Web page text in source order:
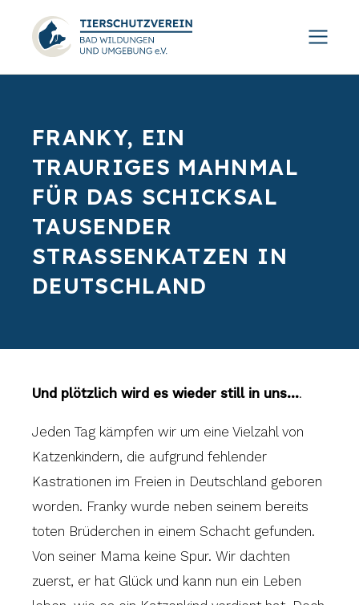
FRANKY, EIN
TRAURIGES MAHNMAL
FÜR DAS SCHICKSAL
TAUSENDER
STRASSENKATZEN IN D
EUTSCHLAND
Und plötzlich wird es wieder still in uns....
Jeden Tag kämpfen wir um eine Vielzahl von
Katzenkindern, die aufgrund fehlender
Kastrationen im Freien in Deutschland geboren
worden. Franky wurde neben seinem bereits
toten Brüderchen in einem Schacht gefunden.
Von seiner Mama keine Spur. Wir dachten
zuerst, er hat Glück und kann nun ein Leben